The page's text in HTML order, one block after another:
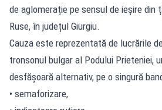
de aglomerație pe sensul de ieșire din
Ruse, în județul Giurgiu.
Cauza este reprezentată de lucrările
tronsonul bulgar al Podului Prieteniei,
desfășoară alternativ, pe o singură
• semaforizare,